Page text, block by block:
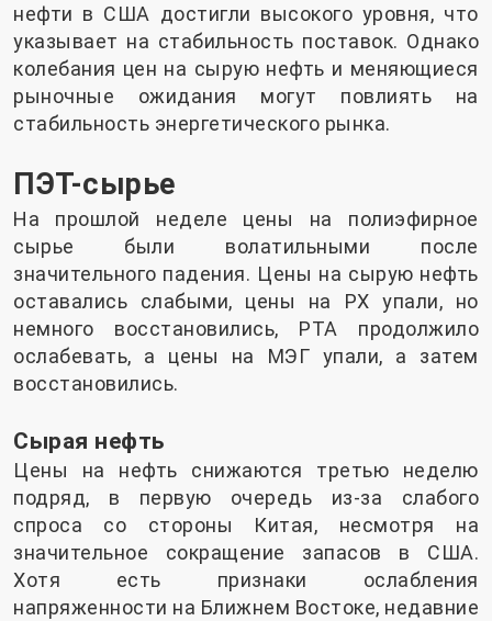
нефти в США достигли высокого уровня, что
указывает на стабильность поставок. Однако
колебания цен на сырую нефть и меняющиеся
рыночные ожидания могут повлиять на
стабильность энергетического рынка.
ПЭТ-сырье
На прошлой неделе цены на полиэфирное
сырье были волатильными после
значительного падения. Цены на сырую нефть
оставались слабыми, цены на PX упали, но
немного восстановились, PTA продолжило
ослабевать, а цены на МЭГ упали, а затем
восстановились.
Сырая нефть
Цены на нефть снижаются третью неделю
подряд, в первую очередь из-за слабого
спроса со стороны Китая, несмотря на
значительное сокращение запасов в США.
Хотя есть признаки ослабления
напряженности на Ближнем Востоке, недавние